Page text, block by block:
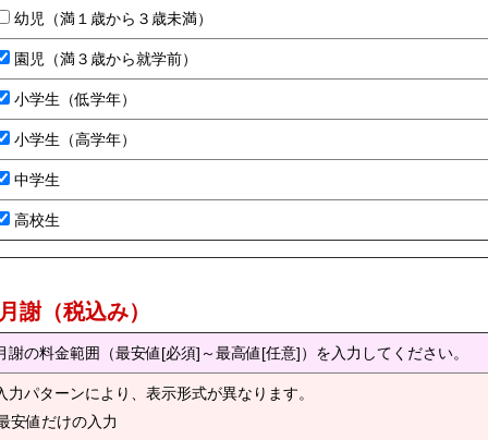
幼児（満１歳から３歳未満）
園児（満３歳から就学前）
小学生（低学年）
小学生（高学年）
中学生
高校生
謝（税込み）
謝の料金範囲（最安値[必須]～最高値[任意]）を入力してください。
力パターンにより、表示形式が異なります。
安値だけの入力